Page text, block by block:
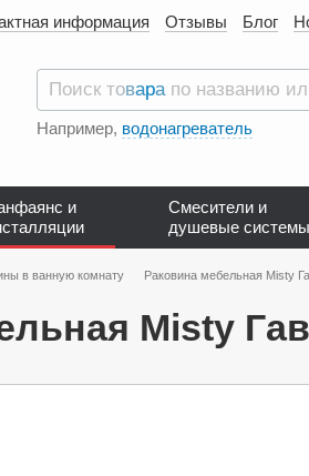
информация Отзывы Блог
Например, водонагреватель
и
Смесители и
душевые системы
в ванную комнату Раковина мебельная Misty
Misty